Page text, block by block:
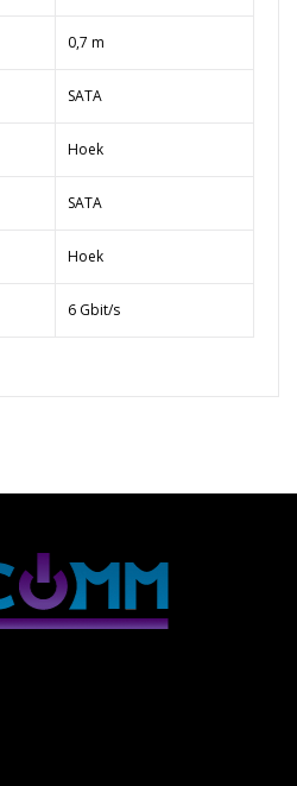
0,7 m
SATA
Hoek
SATA
Hoek
6 Gbit/s